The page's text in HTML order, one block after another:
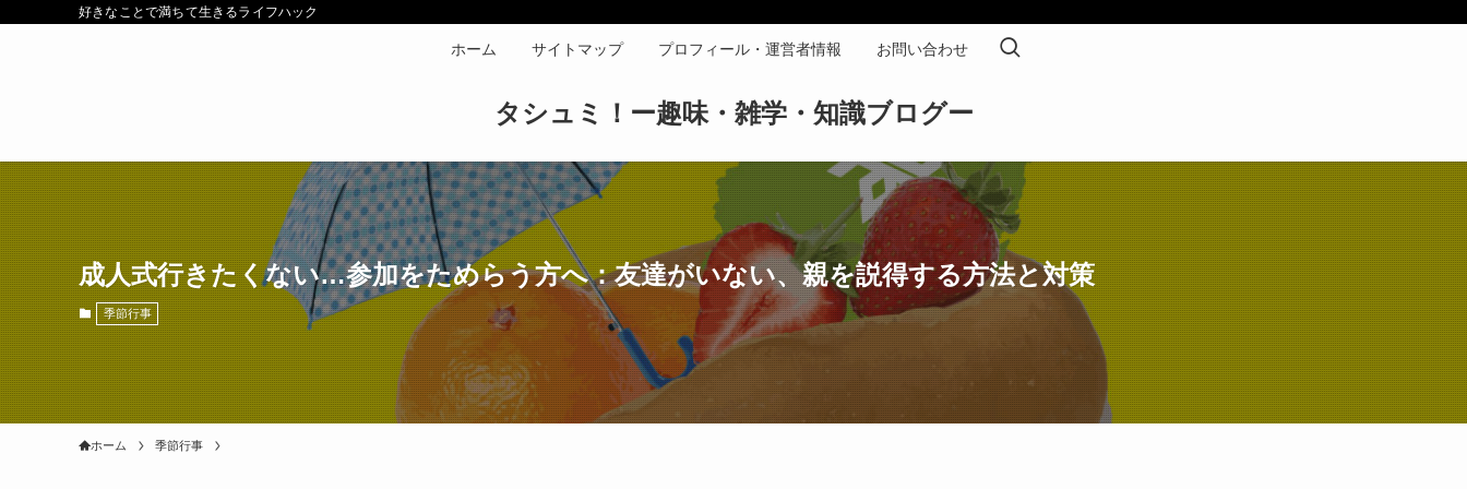
好きなことで満ちて生きるライフハック
タシュミ！ー趣味・雑学・知識ブログー
ホーム サイトマップ プロフィール・運営者情報 お問い合わせ
成人式行きたくない…参加をためらう方へ：友達がいない、親を説得する方法と対策
季節行事
ホーム 季節行事